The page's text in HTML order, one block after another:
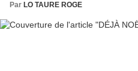
Par LO TAURE ROGE